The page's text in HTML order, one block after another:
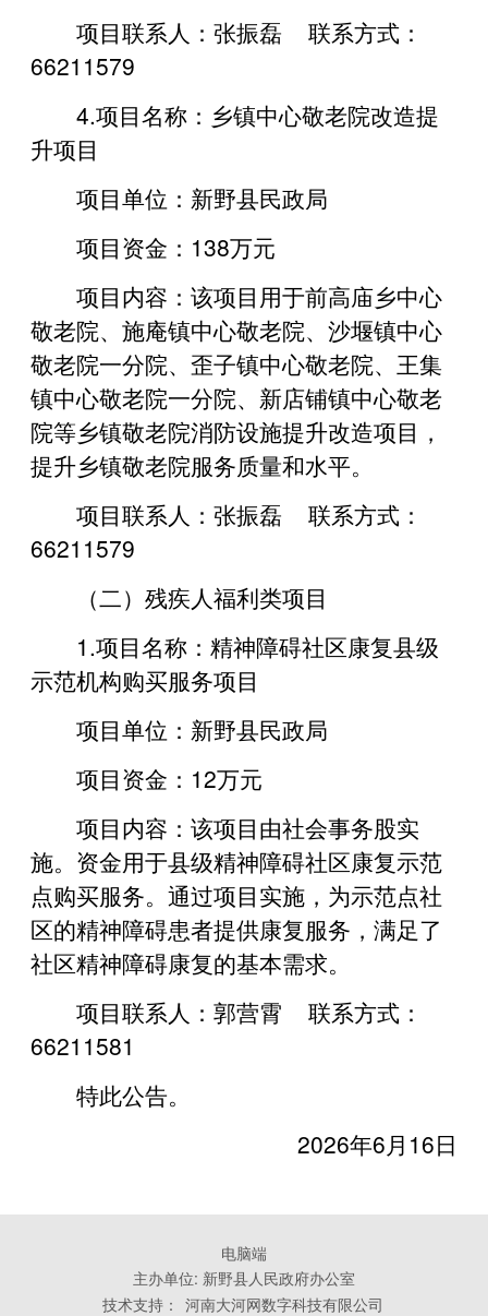
项目联系人：张振磊 联系方式：
66211579
4.项目名称：乡镇中心敬老院改造提
升项目
项目单位：新野县民政局
项目资金：138万元
项目内容：该项目用于前高庙乡中心
敬老院、施庵镇中心敬老院、沙堰镇中心
敬老院一分院、歪子镇中心敬老院、王集
镇中心敬老院一分院、新店铺镇中心敬老
院等乡镇敬老院消防设施提升改造项目，
提升乡镇敬老院服务质量和水平。
项目联系人：张振磊 联系方式：
66211579
（二）残疾人福利类项目
1.项目名称：精神障碍社区康复县级
示范机构购买服务项目
项目单位：新野县民政局
项目资金：12万元
项目内容：该项目由社会事务股实
施。资金用于县级精神障碍社区康复示范
点购买服务。通过项目实施，为示范点社
区的精神障碍患者提供康复服务，满足了
社区精神障碍康复的基本需求。
项目联系人：郭营霄 联系方式：
66211581
特此公告。
2026年6月16日
电脑端
主办单位: 新野县人民政府办公室
技术支持： 河南大河网数字科技有限公司